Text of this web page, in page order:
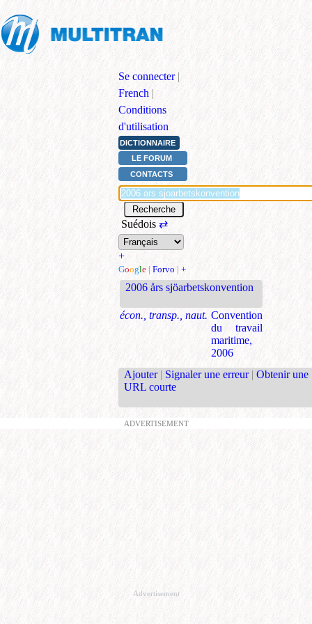
Se connecter |
French |
Conditions
d'utilisation
DICTIONNAIRE
LE FORUM
CONTACTS
Suédois ⇄
+
Google | Forvo | +
2006 års sjöarbetskonvention
écon., transp., naut. Convention
du travail
maritime,
2006
Ajouter | Signaler une erreur | Obtenir une
URL courte
ADVERTISEMENT
Advertisement